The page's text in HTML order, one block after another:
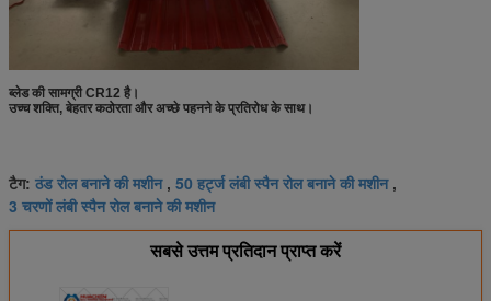
ब्लेड की सामग्री CR12 है।
उच्च शक्ति, बेहतर कठोरता और अच्छे पहनने के प्रतिरोध के साथ।
टैग: ठंड रोल बनाने की मशीन, 50 हर्ट्ज लंबी स्पैन रोल बनाने की मशीन,
3 चरणों लंबी स्पैन रोल बनाने की मशीन
सबसे उत्तम प्रतिदान प्राप्त करें